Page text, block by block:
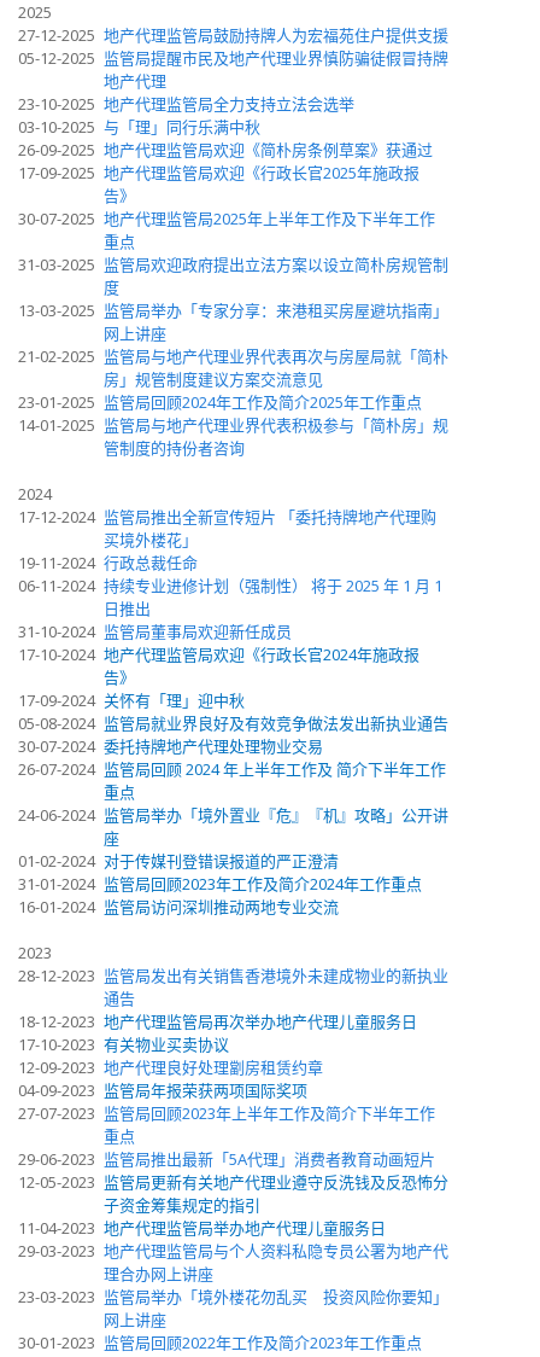
2025
27-12-2025 地产代理监管局鼓励持牌人为宏福苑住户提供支援
05-12-2025 监管局提醒市民及地产代理业界慎防骗徒假冒持牌
地产代理
23-10-2025 地产代理监管局全力支持立法会选举
03-10-2025 与「理」同行乐满中秋
26-09-2025 地产代理监管局欢迎《简朴房条例草案》获通过
17-09-2025 地产代理监管局欢迎《行政长官2025年施政报
告》
30-07-2025 地产代理监管局2025年上半年工作及下半年工作
重点
31-03-2025 监管局欢迎政府提出立法方案以设立简朴房规管制
度
13-03-2025 监管局举办「专家分享：来港租买房屋避坑指南」
网上讲座
21-02-2025 监管局与地产代理业界代表再次与房屋局就「简朴
房」规管制度建议方案交流意见
23-01-2025 监管局回顾2024年工作及简介2025年工作重点
14-01-2025 监管局与地产代理业界代表积极参与「简朴房」规
管制度的持份者咨询
2024
17-12-2024 监管局推出全新宣传短片 「委托持牌地产代理购
买境外楼花」
19-11-2024 行政总裁任命
06-11-2024 持续专业进修计划（强制性） 将于 2025 年 1 月 1
日推出
31-10-2024 监管局董事局欢迎新任成员
17-10-2024 地产代理监管局欢迎《行政长官2024年施政报
告》
17-09-2024 关怀有「理」迎中秋
05-08-2024 监管局就业界良好及有效竞争做法发出新执业通告
30-07-2024 委托持牌地产代理处理物业交易
26-07-2024 监管局回顾 2024 年上半年工作及 简介下半年工作
重点
24-06-2024 监管局举办「境外置业『危』『机』攻略」公开讲
座
01-02-2024 对于传媒刊登错误报道的严正澄清
31-01-2024 监管局回顾2023年工作及简介2024年工作重点
16-01-2024 监管局访问深圳推动两地专业交流
2023
28-12-2023 监管局发出有关销售香港境外未建成物业的新执业
通告
18-12-2023 地产代理监管局再次举办地产代理儿童服务日
17-10-2023 有关物业买卖协议
12-09-2023 地产代理良好处理劏房租赁约章
04-09-2023 监管局年报荣获两项国际奖项
27-07-2023 监管局回顾2023年上半年工作及简介下半年工作
重点
29-06-2023 监管局推出最新「5A代理」消费者教育动画短片
12-05-2023 监管局更新有关地产代理业遵守反洗钱及反恐怖分
子资金筹集规定的指引
11-04-2023 地产代理监管局举办地产代理儿童服务日
29-03-2023 地产代理监管局与个人资料私隐专员公署为地产代
理合办网上讲座
23-03-2023 监管局举办「境外楼花勿乱买 投资风险你要知」
网上讲座
30-01-2023 监管局回顾2022年工作及简介2023年工作重点